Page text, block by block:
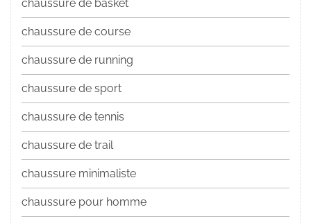
chaussure de basket
chaussure de course
chaussure de running
chaussure de sport
chaussure de tennis
chaussure de trail
chaussure minimaliste
chaussure pour homme